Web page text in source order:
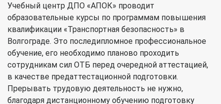
Учебный центр ДПО «АПОК» проводит
образовательные курсы по программам повышения
квалификации «Транспортная безопасность» в
Волгограде. Это последипломное профессиональное
обучение, его необходимо планово проходить
сотрудникам сил ОТБ перед очередной аттестацией,
в качестве предаттестационной подготовки.
Прерывать трудовую деятельность не нужно,
благодаря дистанционному обучению подготовку